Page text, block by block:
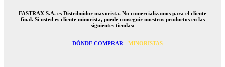
FASTRAX S.A. es Distribuidor mayorista. No comercializamos para el cliente
final. Si usted es cliente minorista, puede conseguir nuestros productos en las
siguientes tiendas:
DÓNDE COMPRAR - MINORISTAS